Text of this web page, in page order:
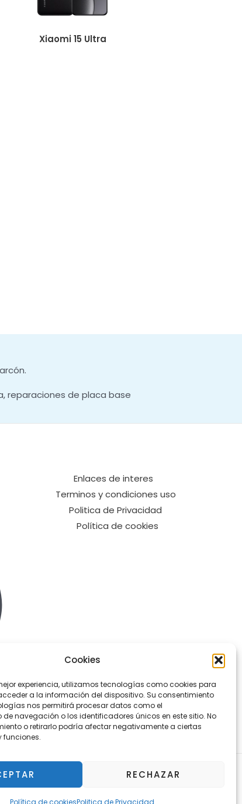
Cookies
experiencia, utilizamos tecnologías como cookies para
a la información del dispositivo. Su consentimiento
nos permitirá procesar datos como el
navegación o los identificadores únicos en este sitio. No
o retirarlo podría afectar negativamente a ciertas
funciones.
RECHAZAR
Política de cookiesPolitica de Privacidad
Xiaomi 15 Ultra
reparaciones de placa base
Enlaces de interes
Terminos y condiciones uso
Politica de Privacidad
Política de cookies